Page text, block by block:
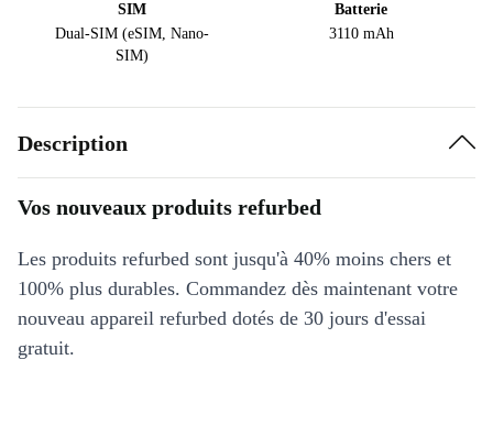
SIM
Dual-SIM (eSIM, Nano-
SIM)
Batterie
3110 mAh
Description
Vos nouveaux produits refurbed
Les produits refurbed sont jusqu'à 40% moins chers et
100% plus durables. Commandez dès maintenant votre
nouveau appareil refurbed dotés de 30 jours d'essai
gratuit.